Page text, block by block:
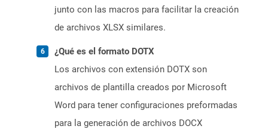
junto con las macros para facilitar la creación
de archivos XLSX similares.
¿Qué es el formato DOTX
Los archivos con extensión DOTX son
archivos de plantilla creados por Microsoft
Word para tener configuraciones preformadas
para la generación de archivos DOCX